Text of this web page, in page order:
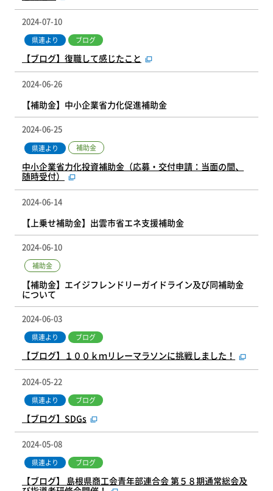
2024-07-10
県連より ブログ
【ブログ】復職して感じたこと
2024-06-26
【補助金】中小企業省力化促進補助金
2024-06-25
県連より 補助金
中小企業省力化投資補助金（応募・交付申請：当面の間、
随時受付）
2024-06-14
【上乗せ補助金】出雲市省エネ支援補助金
2024-06-10
補助金
【補助金】エイジフレンドリーガイドライン及び同補助金
について
2024-06-03
県連より ブログ
【ブログ】１００ｋｍリレーマラソンに挑戦しました！
2024-05-22
県連より ブログ
【ブログ】SDGs
2024-05-08
県連より ブログ
【ブログ】 島根県商工会青年部連合会 第５８期通常総会及